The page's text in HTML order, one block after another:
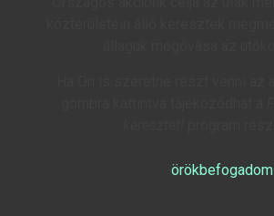
örökbefogadom